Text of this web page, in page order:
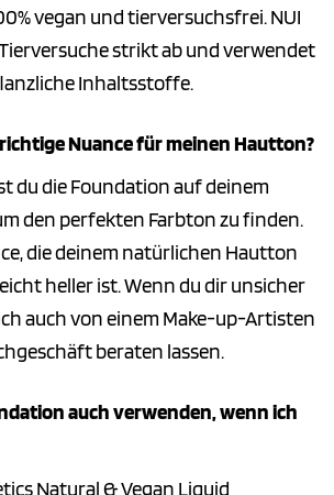
vegan und tierversuchsfrei. NUI
strikt ab und verwendet
Inhaltsstoffe.
Nuance für meinen Hautton?
du die Foundation auf deinem
den perfekten Farbton zu finden.
die deinem natürlichen Hautton
heller ist. Wenn du dir unsicher
auch von einem Make-up-Artisten
beraten lassen.
auch verwenden, wenn ich
Natural & Vegan Liquid